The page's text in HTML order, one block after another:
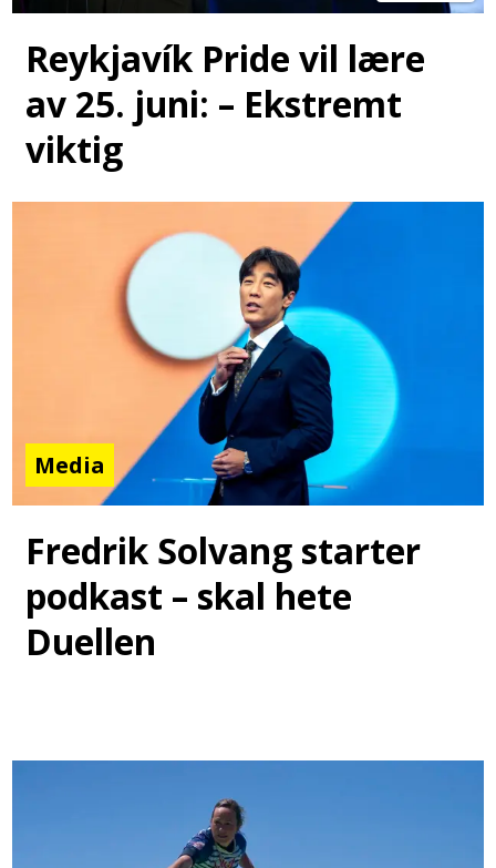
Reykjavík Pride vil lære
av 25. juni: – Ekstremt
viktig
Media
Fredrik Solvang starter
podkast – skal hete
Duellen